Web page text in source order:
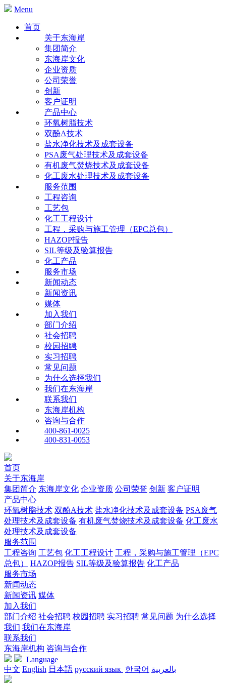
Menu
首页
关于东海岸
集团简介
东海岸文化
企业资质
公司荣誉
创新
客户证明
产品中心
环氧树脂技术
双酚A技术
盐水净化技术及成套设备
PSA废气处理技术及成套设备
有机废气焚烧技术及成套设备
化工废水处理技术及成套设备
服务范围
工程咨询
工艺包
化工工程设计
工程，采购与施工管理（EPC总包）
HAZOP报告
SIL等级及验算报告
化工产品
服务市场
新闻动态
新闻资讯
媒体
加入我们
部门介绍
社会招聘
校园招聘
实习招聘
常见问题
为什么选择我们
我们在东海岸
联系我们
东海岸机构
咨询与合作
400-861-0025
400-831-0053
首页
关于东海岸
集团简介 东海岸文化 企业资质 公司荣誉 创新 客户证明
产品中心
环氧树脂技术 双酚A技术 盐水净化技术及成套设备 PSA废气
处理技术及成套设备 有机废气焚烧技术及成套设备 化工废水
处理技术及成套设备
服务范围
工程咨询 工艺包 化工工程设计 工程，采购与施工管理（EPC
总包）
HAZOP报告 SIL等级及验算报告 化工产品
服务市场
新闻动态
新闻资讯 媒体
加入我们
部门介绍 社会招聘 校园招聘 实习招聘 常见问题 为什么选择
我们 我们在东海岸
联系我们
东海岸机构 咨询与合作
Language
中文 English 日本語 русский язык 한국어 بالعربية